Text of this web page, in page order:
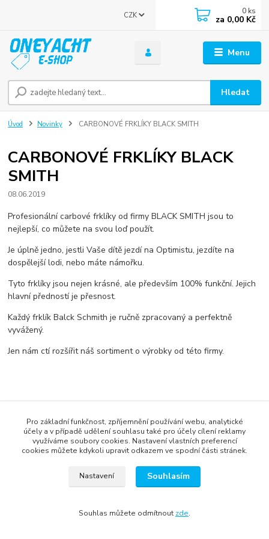
Menu
CZK
Hledat
0 ks
za 0,00 Kč
Úvod Novinky CARBONOVÉ FRKLÍKY BLACK SMITH
CARBONOVÉ FRKLÍKY BLACK
SMITH
08.06.2019
Profesionální carbové frklíky od firmy BLACK SMITH jsou to
nejlepší, co můžete na svou loď použít.
Je úplně jedno, jestli Vaše dítě jezdí na Optimistu, jezdíte na
dospělejší lodi, nebo máte námořku.
Tyto frklíky jsou nejen krásné, ale především 100% funkční. Jejich
hlavní předností je přesnost.
Každý frklík Balck Schmith je ručně zpracovaný a perfektně
vyvážený.
Jen nám ctí rozšířit náš sortiment o výrobky od této firmy.
správa webuwww.rweb.cz
Pro základní funkčnost, zpříjemnění používání webu, analytické
účely a v případě udělení souhlasu také pro účely cílení reklamy
využíváme soubory cookies. Nastavení vlastních preferencí
cookies můžete kdykoli upravit odkazem ve spodní části stránek.
Nastavení Souhlasím
Souhlas můžete odmítnout zde.